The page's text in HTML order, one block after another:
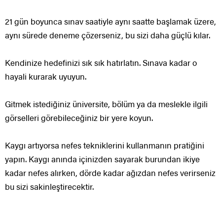
21 gün boyunca sınav saatiyle aynı saatte başlamak üzere,
aynı sürede deneme çözerseniz, bu sizi daha güçlü kılar.
Kendinize hedefinizi sık sık hatırlatın. Sınava kadar o
hayali kurarak uyuyun.
Gitmek istediğiniz üniversite, bölüm ya da meslekle ilgili
görselleri görebileceğiniz bir yere koyun.
Kaygı artıyorsa nefes tekniklerini kullanmanın pratiğini
yapın. Kaygı anında içinizden sayarak burundan ikiye
kadar nefes alırken, dörde kadar ağızdan nefes verirseniz
bu sizi sakinleştirecektir.